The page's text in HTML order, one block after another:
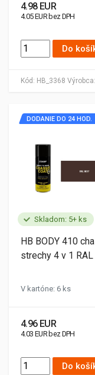
Kód: HB_3368 Výrobca:
4.98 EUR
4.05 EUR bez DPH
Do
Skladom: 5+ ks
DODANIE DO 24 HOD.
HB BODY 410
strechy 4 v 1
V kartóne: 6 ks
4.96 EUR
4.03 EUR bez DPH
Do